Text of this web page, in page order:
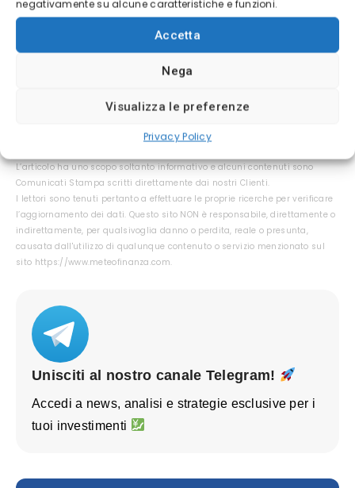
negativamente su alcune caratteristiche e funzioni.
Accetta
Nega
Visualizza le preferenze
Privacy Policy
CFDs are high-risk instruments and may result in
Questo contenuto non deve essere considerato un consiglio di
L’articolo ha uno scopo soltanto informativo e alcuni contenuti sono
Comunicati Stampa scritti direttamente dai nostri Clienti.
I lettori sono tenuti pertanto a effettuare le proprie ricerche per verificare
l’aggiornamento dei dati. Questo sito NON è responsabile, direttamente o
indirettamente, per qualsivoglia danno o perdita, reale o presunta,
causata dall'utilizzo di qualunque contenuto o servizio menzionato sul
sito https://www.meteofinanza.com.
Unisciti al nostro canale Telegram!
Accedi a news, analisi e strategie esclusive per i
tuoi investimenti